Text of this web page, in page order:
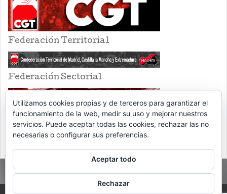
Federación Territorial
Federación Sectorial
Utilizamos cookies propias y de terceros para garantizar el
funcionamiento de la web, medir su uso y mejorar nuestros
servicios. Puede aceptar todas las cookies, rechazar las no
necesarias o configurar sus preferencias.
Aceptar todo
Rechazar